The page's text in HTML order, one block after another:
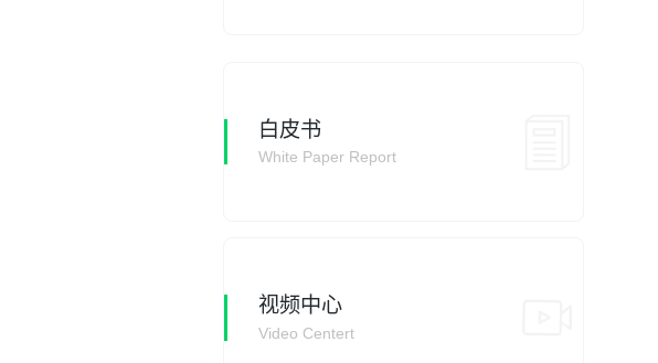
白皮书
White Paper Report
视频中心
Video Centert